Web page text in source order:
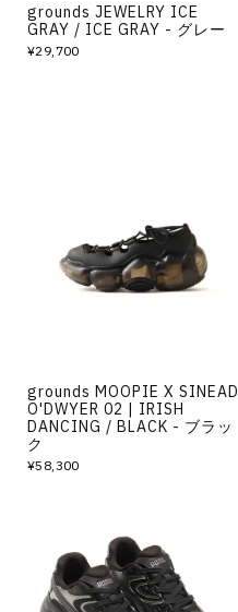
grounds JEWELRY ICE
GRAY / ICE GRAY - グレー
¥29,700
grounds MOOPIE X SINEAD
O'DWYER 02 | IRISH
DANCING / BLACK - ブラッ
ク
¥58,300